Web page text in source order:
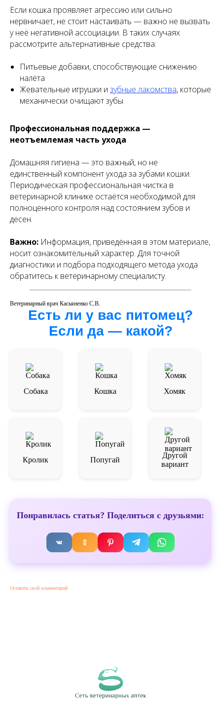
Если кошка проявляет агрессию или сильно
нервничает, не стоит настаивать — важно не вызвать
у неё негативной ассоциации. В таких случаях
рассмотрите альтернативные средства:
Питьевые добавки, способствующие снижению
налёта
Жевательные игрушки и зубные лакомства, которые
механически очищают зубы
Профессиональная поддержка —
неотъемлемая часть ухода
Домашняя гигиена — это важный, но не
единственный компонент ухода за зубами кошки.
Периодическая профессиональная чистка в
ветеринарной клинике остаётся необходимой для
полноценного контроля над состоянием зубов и
десен.
Важно: Информация, приведённая в этом материале,
носит ознакомительный характер. Для точной
диагностики и подбора подходящего метода ухода
обратитесь к ветеринарному специалисту.
Ветеринарный врач Касьяненко С.В.
Есть ли у вас питомец?
Если да — какой?
Собака Кошка Хомяк
Кролик Попугай
Другой
вариант
Понравилась статья? Поделиться с друзьями:
Оставить свой комментарий